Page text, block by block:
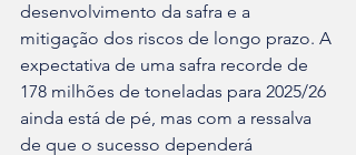
desenvolvimento da safra e a
mitigação dos riscos de longo prazo. A
expectativa de uma safra recorde de
178 milhões de toneladas para 2025/26
ainda está de pé, mas com a ressalva
de que o sucesso dependerá